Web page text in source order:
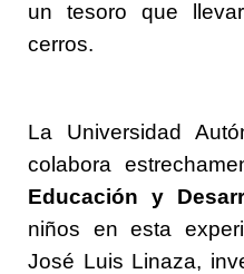
un tesoro que
cerros.
La Universidad
colabora
Educación y
niños en esta
José Luis Linaza,